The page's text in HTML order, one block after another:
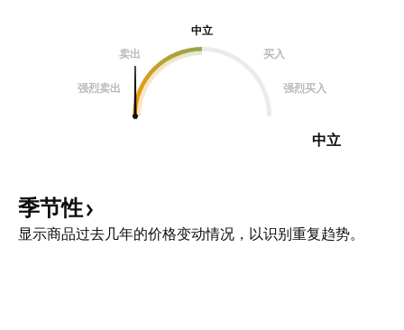
中立
卖出
买入
强烈卖出 强烈买入
中立
季节性
显示商品过去几年的价格变动情况，以识别重复趋势。